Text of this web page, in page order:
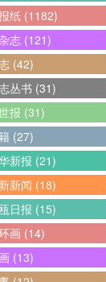
纸 (1182)
志 (121)
(42)
丛书 (31)
报 (31)
(27)
新报 (21)
新闻 (18)
日报 (15)
画 (14)
(13)